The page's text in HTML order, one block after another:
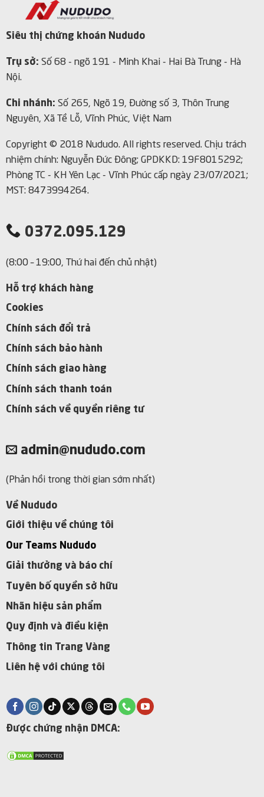
Siêu thị chứng khoán Nududo
Trụ sở: Số 68 - ngõ 191 - Minh Khai - Hai Bà Trưng - Hà
Nội.
Chi nhánh: Số 265, Ngõ 19, Đường số 3, Thôn Trung
Nguyên, Xã Tề Lỗ, Vĩnh Phúc, Việt Nam
Copyright © 2018 Nududo. All rights reserved. Chịu trách
nhiệm chính: Nguyễn Đức Đông; GPDKKD: 19F8015292;
Phòng TC - KH Yên Lạc - Vĩnh Phúc cấp ngày 23/07/2021;
MST: 8473994264.
0372.095.129
(8:00 – 19:00, Thứ hai đến chủ nhật)
Hỗ trợ khách hàng
Cookies
Chính sách đổi trả
Chính sách bảo hành
Chính sách giao hàng
Chính sách thanh toán
Chính sách về quyền riêng tư
admin@nududo.com
(Phản hồi trong thời gian sớm nhất)
Về Nududo
Giới thiệu về chúng tôi
Our Teams Nududo
Giải thưởng và báo chí
Tuyên bố quyền sở hữu
Nhãn hiệu sản phẩm
Quy định và điều kiện
Thông tin Trang Vàng
Liên hệ với chúng tôi
Được chứng nhận DMCA: